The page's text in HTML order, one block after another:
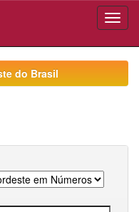
do Brasil